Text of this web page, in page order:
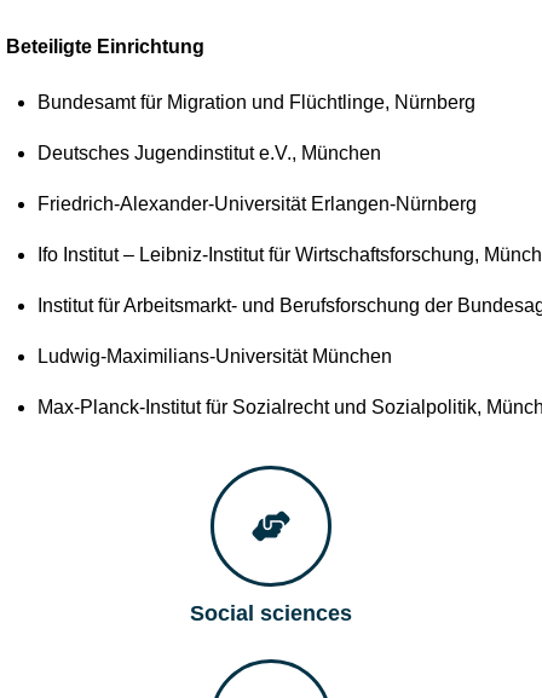
Beteiligte Einrichtung
Bundesamt für Migration und Flüchtlinge, Nürnberg
Deutsches Jugendinstitut e.V., München
Friedrich-Alexander-Universität Erlangen-Nürnberg
Ifo Institut – Leibniz-Institut für Wirtschaftsforschung,
Institut für Arbeitsmarkt- und Berufsforschung der
Ludwig-Maximilians-Universität München
Max-Planck-Institut für Sozialrecht und Sozialpolitik,
Social sciences